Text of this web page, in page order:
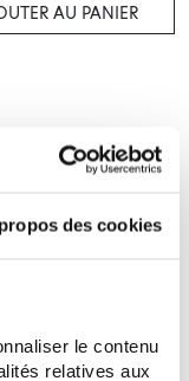
des cookies
le contenu
relatives aux
AU PANIER